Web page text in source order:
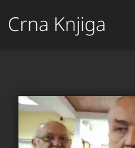
Crna Knjiga